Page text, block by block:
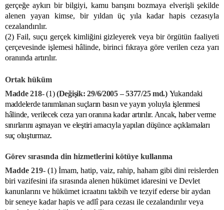
gerçeğe aykırı bir bilgiyi, kamu barışını bozmaya elverişli şekilde
alenen yayan kimse, bir yıldan üç yıla kadar hapis cezasıyla
cezalandırılır.
(2) Fail, suçu gerçek kimliğini gizleyerek veya bir örgütün faaliyeti
çerçevesinde işlemesi hâlinde, birinci fıkraya göre verilen ceza yarı
oranında artırılır.
Ortak hüküm
Madde 218-(1)(Değişik: 29/6/2005 – 5377/25 md.) Yukarıdaki
maddelerde tanımlanan suçların basın ve yayın yoluyla işlenmesi
hâlinde, verilecek ceza yarı oranına kadar artırılır. Ancak, haber verme
sınırlarını aşmayan ve eleştiri amacıyla yapılan düşünce açıklamaları
suç oluşturmaz.
Görev sırasında din hizmetlerini kötüye kullanma
Madde 219- (1) İmam, hatip, vaiz, rahip, haham gibi dini reislerden
biri vazifesini ifa sırasında alenen hükümet idaresini ve Devlet
kanunlarını ve hükümet icraatını takbih ve tezyif ederse bir aydan
bir seneye kadar hapis ve adlî para cezası ile cezalandırılır veya